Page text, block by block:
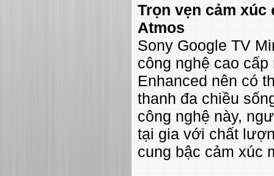
Trọn vẹn cảm
Atmos
Sony Google TV
công nghệ cao
Enhanced nên có
thanh đa chiều
công nghệ này,
tại gia với chất
cung bậc cảm xúc